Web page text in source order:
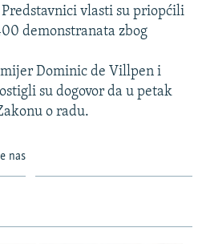
vlasti su priopćili
demonstranata zbog
Dominic de Villpen i
su dogovor da u petak
o radu.
nas